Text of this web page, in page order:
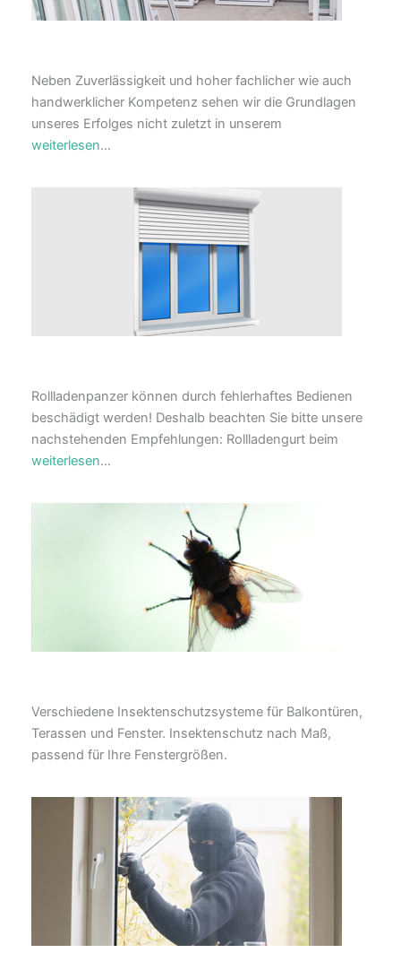
Neben Zuverlässigkeit und hoher fachlicher wie auch
handwerklicher Kompetenz sehen wir die Grundlagen
unseres Erfolges nicht zuletzt in unserem
weiterlesen…
Rollladenpanzer können durch fehlerhaftes Bedienen
beschädigt werden! Deshalb beachten Sie bitte unsere
nachstehenden Empfehlungen: Rollladengurt beim
weiterlesen…
Verschiedene Insektenschutzsysteme für Balkontüren,
Terassen und Fenster. Insektenschutz nach Maß,
passend für Ihre Fenstergrößen.